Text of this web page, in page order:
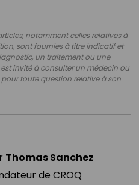
notamment celles relatives à
sont fournies à titre indicatif et
un traitement ou une
invité à consulter un médecin ou
toute question relative à son
Thomas Sanchez
de CROQ